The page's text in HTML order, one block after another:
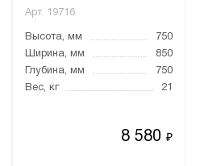
Арт. 19716
Высота, мм
750
Ширина, мм
850
Глубина, мм
750
Вес, кг
21
8 580₽
Сбросить